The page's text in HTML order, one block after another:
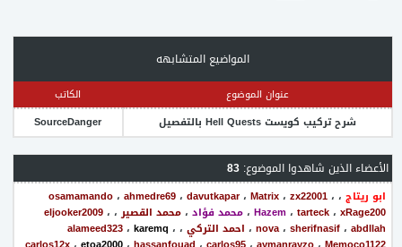
المواضيع المتشابهه
عنوان الموضوع
الكاتب
شرح تركيب كويست Hell Quests بالتفصيل
SourceDanger
الأعضاء الذين شاهدوا الموضوع:83
ابو ريتاج ، osamamando، ahmedre69، davutkapar، Matrix، zx22001،
Hazem، tarteck، xRage200 ،محمد فؤاد ،محمد القصير ، eljooker2009،
nova، sherifnasif، abdllah ، احمد التركي ، alameed323، karemq ،